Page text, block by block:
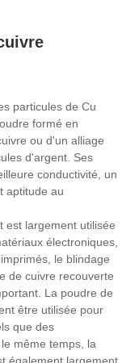
particules de Cu
formé en
ou d'un alliage
d'argent. Ses
conductivité, un
aptitude au
est largement utilisée
électroniques,
le blindage
de cuivre recouverte
La poudre de
être utilisée pour
que des
même temps, la